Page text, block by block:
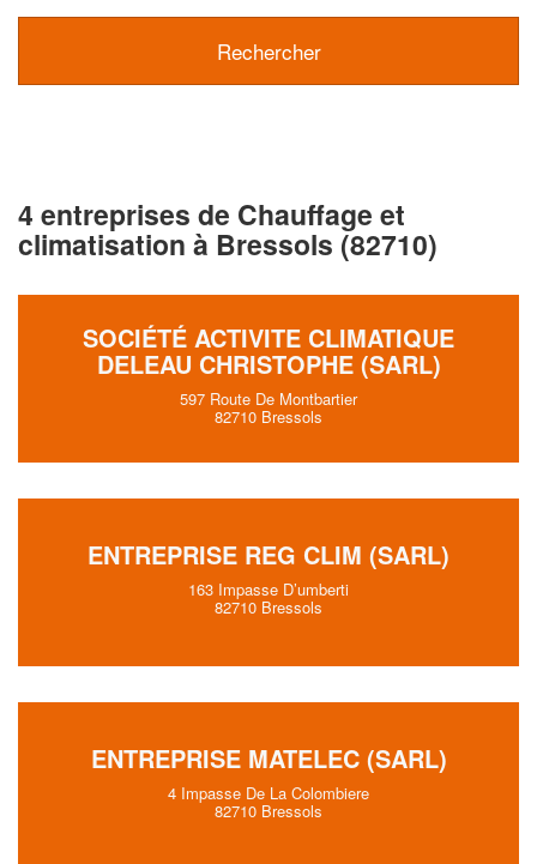
4 entreprises de Chauffage et
climatisation à Bressols (82710)
SOCIÉTÉ ACTIVITE CLIMATIQUE
DELEAU CHRISTOPHE (SARL)
597 Route De Montbartier
82710 Bressols
ENTREPRISE REG CLIM (SARL)
163 Impasse D’umberti
82710 Bressols
ENTREPRISE MATELEC (SARL)
4 Impasse De La Colombiere
82710 Bressols